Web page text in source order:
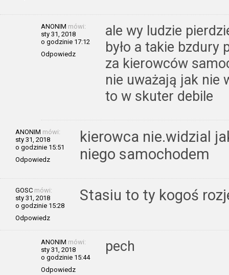
ANONIM mówi:
sty 31, 2018
o godzinie 17:12
Odpowiedz
ale wy ludzie
było a takie bzdury
za kierowców
nie uważają jak nie
to w skuter debile
ANONIM mówi:
sty 31, 2018
o godzinie 15:51
Odpowiedz
kierowca nie.widzial
niego samochodem
GOSC mówi:
sty 31, 2018
o godzinie 15:28
Odpowiedz
Stasiu to ty kogoś
ANONIM mówi:
sty 31, 2018
o godzinie 15:44
Odpowiedz
pech